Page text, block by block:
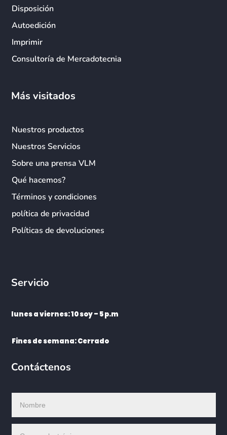
Disposición
Autoedición
Imprimir
Consultoría de Mercadotecnia
Más visitados
Nuestros productos
Nuestros Servicios
Sobre una prensa VLM
Qué hacemos?
Términos y condiciones
política de privacidad
Políticas de devoluciones
Servicio
lunes a viernes: 10 soy – 5 p.m
Fines de semana: Cerrado
Contáctenos